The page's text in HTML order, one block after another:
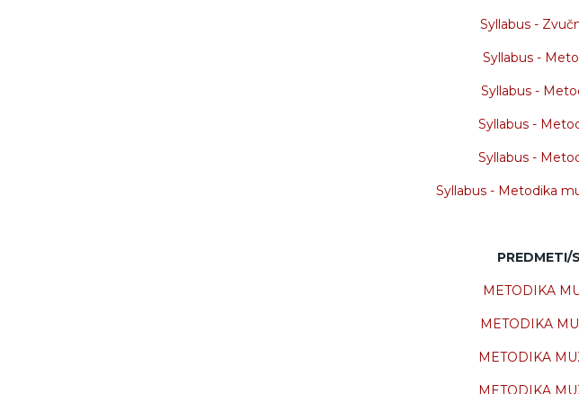
Syllabus -
Syllabus -
Syllabus -
Syllabus -
Syllabus -
Syllabus - Metodika
METODIKA
METODIKA
METODIKA
METODIKA